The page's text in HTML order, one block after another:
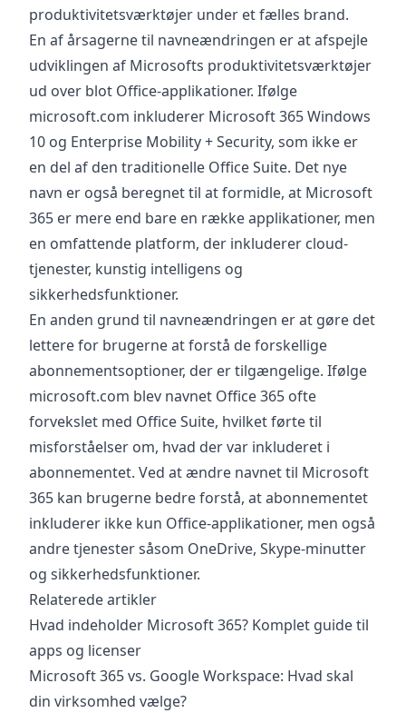
produktivitetsværktøjer under et fælles brand.
En af årsagerne til navneændringen er at afspejle
udviklingen af Microsofts produktivitetsværktøjer
ud over blot Office-applikationer. Ifølge
microsoft.com inkluderer Microsoft 365 Windows
10 og Enterprise Mobility + Security, som ikke er
en del af den traditionelle Office Suite. Det nye
navn er også beregnet til at formidle, at Microsoft
365 er mere end bare en række applikationer, men
en omfattende platform, der inkluderer cloud-
tjenester, kunstig intelligens og
sikkerhedsfunktioner.
En anden grund til navneændringen er at gøre det
lettere for brugerne at forstå de forskellige
abonnementsoptioner, der er tilgængelige. Ifølge
microsoft.com blev navnet Office 365 ofte
forvekslet med Office Suite, hvilket førte til
misforståelser om, hvad der var inkluderet i
abonnementet. Ved at ændre navnet til Microsoft
365 kan brugerne bedre forstå, at abonnementet
inkluderer ikke kun Office-applikationer, men også
andre tjenester såsom OneDrive, Skype-minutter
og sikkerhedsfunktioner.
Relaterede artikler
Hvad indeholder Microsoft 365? Komplet guide til
apps og licenser
Microsoft 365 vs. Google Workspace: Hvad skal
din virksomhed vælge?